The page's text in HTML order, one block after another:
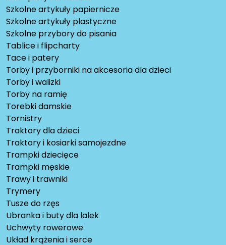
Szkolne artykuły papiernicze
Szkolne artykuły plastyczne
Szkolne przybory do pisania
Tablice i flipcharty
Tace i patery
Torby i przyborniki na akcesoria dla dzieci
Torby i walizki
Torby na ramię
Torebki damskie
Tornistry
Traktory dla dzieci
Traktory i kosiarki samojezdne
Trampki dziecięce
Trampki męskie
Trawy i trawniki
Trymery
Tusze do rzęs
Ubranka i buty dla lalek
Uchwyty rowerowe
Układ krążenia i serce